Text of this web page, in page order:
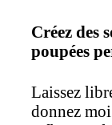
Créez des
poupées
Laissez
donnez